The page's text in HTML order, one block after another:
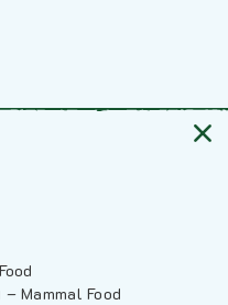
Mammal Food